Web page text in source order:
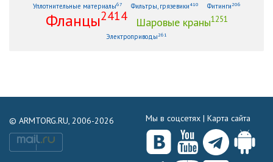
Уплотнительные материалы67 Фильтры, грязевики410 Фитинги 206
Фланцы2414 Шаровые краны1251
Электроприводы 261
© ARMTORG.RU, 2006-2026 Мы в соцсетях | Карта сайта